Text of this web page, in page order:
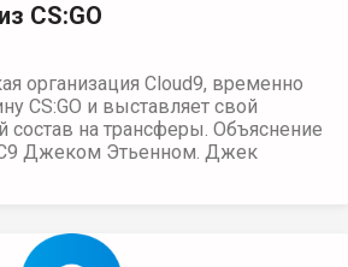
CS:GO
организация Cloud9, временно
CS:GO и выставляет свой
состав на трансферы. Объяснение
Джеком Этьенном. Джек